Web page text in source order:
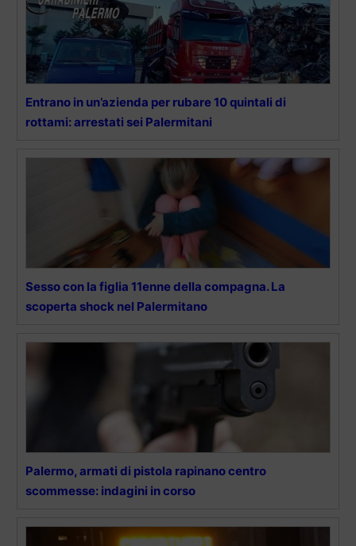
Entrano in un’azienda per rubare 10 quintali di
rottami: arrestati sei Palermitani
Sesso con la figlia 11enne della compagna. La
scoperta shock nel Palermitano
Palermo, armati di pistola rapinano centro
scommesse: indagini in corso